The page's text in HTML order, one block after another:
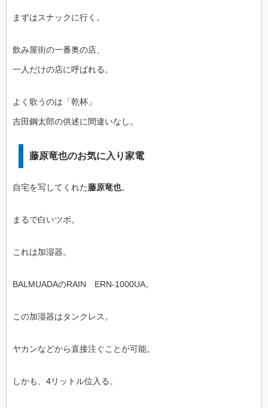
まずはスナックに行く。
飲み屋街の一番奥の店、
一人だけの店に呼ばれる。
よく歌うのは「乾杯」
吉田鋼太郎の供述に間違いなし。
藤原竜也のお気に入り家電
自宅を写してくれた藤原竜也。
まるで白いツボ。
これは加湿器。
BALMUADAのRAIN ERN-1000UA。
この加湿器はタンクレス。
ヤカンなどから直接注ぐことが可能。
しかも、4リットル位入る。